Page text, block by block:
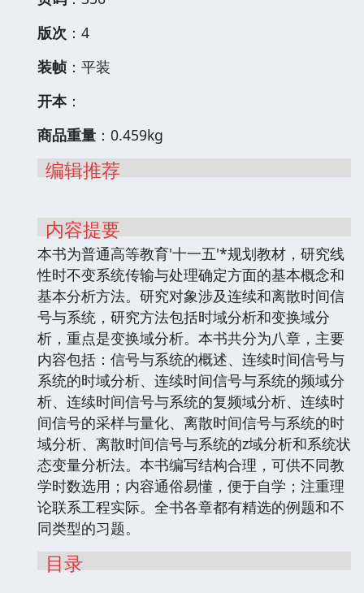
版次 ：4
装帧 ：平装
开本：
商品重量 ：0.459kg
编辑推荐
内容提要
本书为普通高等教育'十一五'*规划教材，研究线
性时不变系统传输与处理确定方面的基本概念和
基本分析方法。研究对象涉及连续和离散时间信
号与系统，研究方法包括时域分析和变换域分
析，重点是变换域分析。本书共分为八章，主要
内容包括：信号与系统的概述、连续时间信号与
系统的时域分析、连续时间信号与系统的频域分
析、连续时间信号与系统的复频域分析、连续时
间信号的采样与量化、离散时间信号与系统的时
域分析、离散时间信号与系统的z域分析和系统状
态变量分析法。本书编写结构合理，可供不同教
学时数选用；内容通俗易懂，便于自学；注重理
论联系工程实际。全书各章都有精选的例题和不
同类型的习题。
目录